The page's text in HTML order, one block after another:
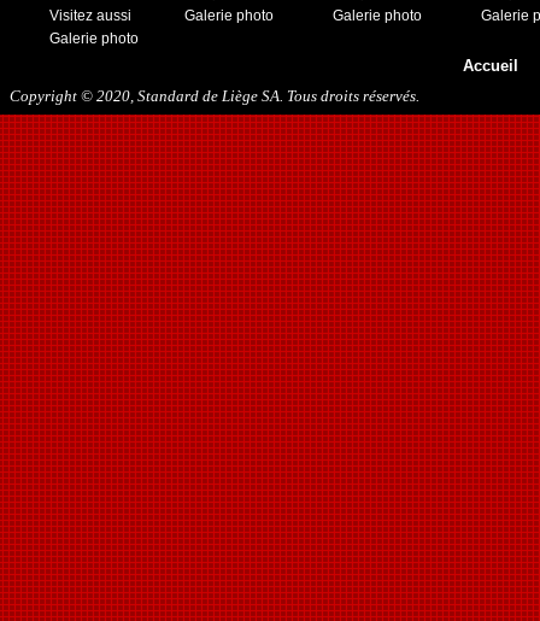
Visitez aussi
Galerie photo
Galerie photo
Galerie photo
Galerie
Accueil
Copyright © 2020, Standard de Liège SA. Tous droits réservés.